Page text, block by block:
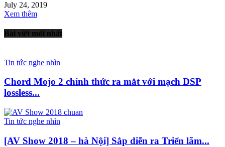
July 24, 2019
Xem thêm
Bài viết mới nhất
Tin tức nghe nhìn
Chord Mojo 2 chính thức ra mắt với mạch DSP
lossless...
Tin tức nghe nhìn
[AV Show 2018 – hà Nội] Sắp diễn ra Triển lãm...